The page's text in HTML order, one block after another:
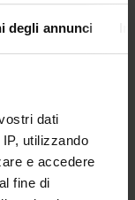
degli annunci
dati
utilizzando
e accedere
fine di
TAF SSD
C MAT/03